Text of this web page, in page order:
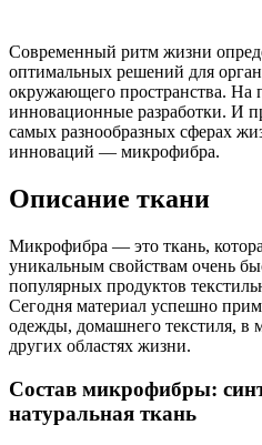
Современный ритм жизни
оптимальных решений для
окружающего пространства. На
инновационные разработки. И
самых разнообразных сферах
инноваций — микрофибра.
Описание ткани
Микрофибра — это ткань,
уникальным свойствам очень
популярных продуктов
Сегодня материал успешно
одежды, домашнего текстиля, в
других областях жизни.
Состав микрофибры:
натуральная ткань